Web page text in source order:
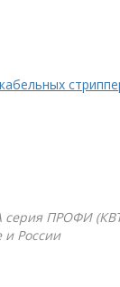
ПРОФИ
и России